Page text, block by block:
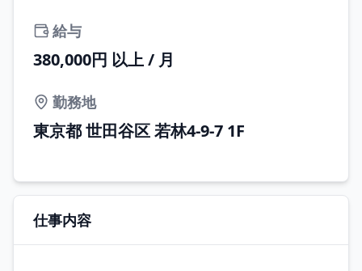
給与
380,000円 以上 / 月
勤務地
東京都 世田谷区 若林4-9-7 1F
仕事内容